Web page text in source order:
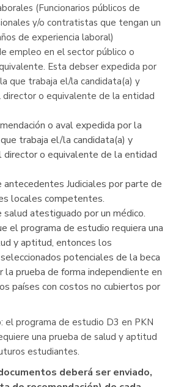
(Funcionarios públicos de
y/o contratistas que tengan un
de experiencia laboral)
empleo en el sector público o
Esta debser expedida por
que trabaja el/la candidata(a) y
director o equivalente de la entidad
o aval expedida por la
trabaja el/la candidata(a) y
director o equivalente de la entidad
antecedentes Judiciales por parte de
locales competentes.
salud atestiguado por un médico.
el programa de estudio requiera una
y aptitud, entonces los
potenciales de la beca
la prueba de forma independiente en
países con costos no cubiertos por
el programa de estudio D3 en PKN
una prueba de salud y aptitud
estudiantes.
deberá ser enviado,